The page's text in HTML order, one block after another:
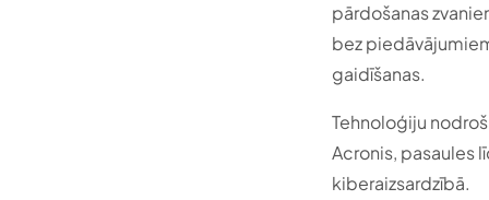
pārdošanas
bez
gaidīšanas.
Tehnoloģiju
Acronis, pasaules
kiberaizsardzībā.